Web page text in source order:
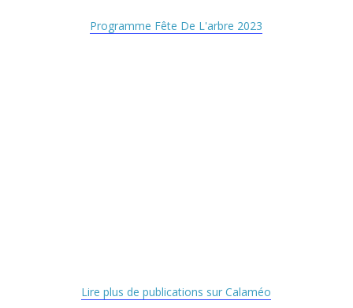
Programme Fête De L'arbre 2023
Lire plus de publications sur Calaméo